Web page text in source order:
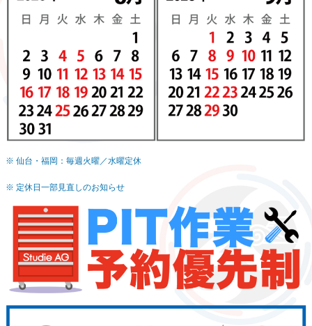
※ 仙台・福岡：毎週火曜／水曜定休
※ 定休日一部見直しのお知らせ